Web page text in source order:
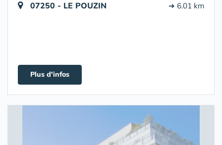
07250 - LE POUZIN ➔ 6.01 km
Plus d'infos